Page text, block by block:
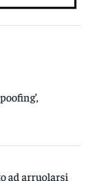
ad arruolarsi